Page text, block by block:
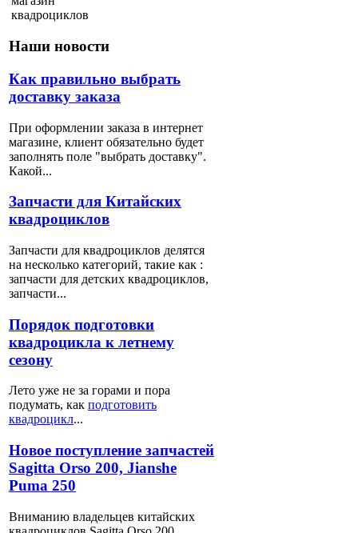
Наши новости
Как правильно выбрать
доставку заказа
При оформлении заказа в интернет
магазине, клиент обязательно будет
заполнять поле "выбрать доставку".
Какой...
Запчасти для Китайских
квадроциклов
Запчасти для квадроциклов делятся
на несколько категорий, такие как :
запчасти для детских квадроциклов,
запчасти...
Порядок подготовки
квадроцикла к летнему
сезону
Лето уже не за горами и пора
подумать, как подготовить
квадроцикл...
Новое поступление запчастей
Sagitta Orso 200, Jianshe
Puma 250
Вниманию владельцев китайских